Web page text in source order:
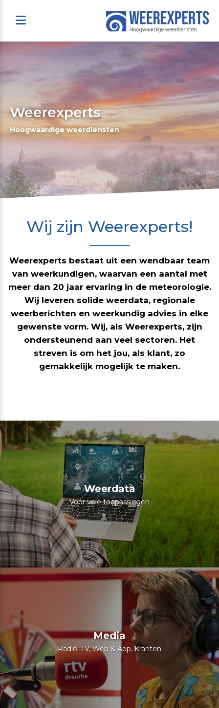
Weerexperts
Hoogwaardige weerdiensten
Wij zijn Weerexperts!
Weerexperts bestaat uit een wendbaar team
van weerkundigen, waarvan een aantal met
meer dan 20 jaar ervaring in de meteorologie.
Wij leveren solide weerdata, regionale
weerberichten en weerkundig advies in elke
gewenste vorm. Wij, als Weerexperts, zijn
ondersteunend aan veel sectoren. Het
streven is om het jou, als klant, zo
gemakkelijk mogelijk te maken.
Weerdata
Voor vele toepassingen
Media
Radio, TV, Web & App, Kranten